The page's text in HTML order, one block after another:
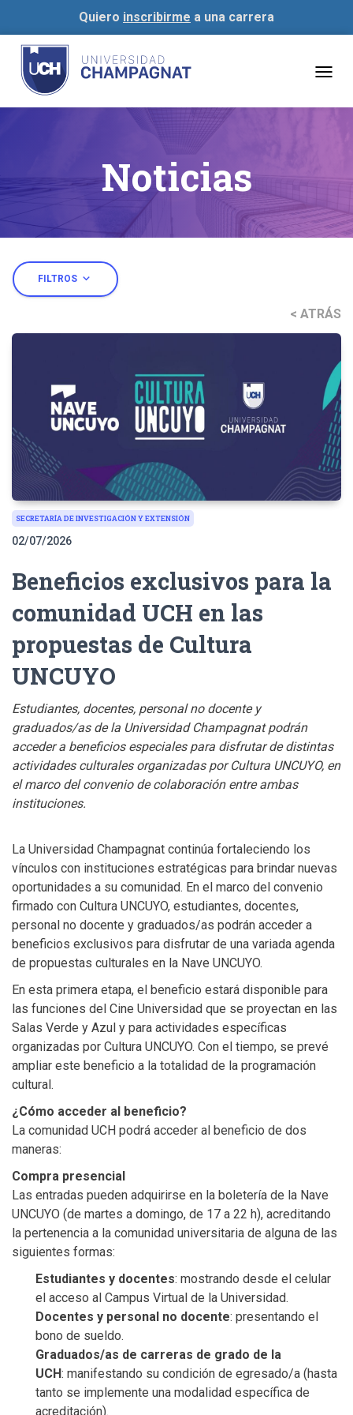
Quiero inscribirme a una carrera
Noticias
FILTROS expand_more
< ATRÁS
SECRETARÍA DE INVESTIGACIÓN Y EXTENSIÓN
02/07/2026
Beneficios exclusivos para la
comunidad UCH en las
propuestas de Cultura
UNCUYO
Estudiantes, docentes, personal no docente y
graduados/as de la Universidad Champagnat podrán
acceder a beneficios especiales para disfrutar de distintas
actividades culturales organizadas por Cultura UNCUYO, en
el marco del convenio de colaboración entre ambas
instituciones.
La Universidad Champagnat continúa fortaleciendo los
vínculos con instituciones estratégicas para brindar nuevas
oportunidades a su comunidad. En el marco del convenio
firmado con Cultura UNCUYO, estudiantes, docentes,
personal no docente y graduados/as podrán acceder a
beneficios exclusivos para disfrutar de una variada agenda
de propuestas culturales en la Nave UNCUYO.
En esta primera etapa, el beneficio estará disponible para
las funciones del Cine Universidad que se proyectan en las
Salas Verde y Azul y para actividades específicas
organizadas por Cultura UNCUYO. Con el tiempo, se prevé
ampliar este beneficio a la totalidad de la programación
cultural.
¿Cómo acceder al beneficio?
La comunidad UCH podrá acceder al beneficio de dos
maneras:
Compra presencial
Las entradas pueden adquirirse en la boletería de la Nave
UNCUYO (de martes a domingo, de 17 a 22 h), acreditando
la pertenencia a la comunidad universitaria de alguna de las
siguientes formas:
Estudiantes y docentes: mostrando desde el celular
el acceso al Campus Virtual de la Universidad.
Docentes y personal no docente: presentando el
bono de sueldo.
Graduados/as de carreras de grado de la
UCH: manifestando su condición de egresado/a (hasta
tanto se implemente una modalidad específica de
acreditación).